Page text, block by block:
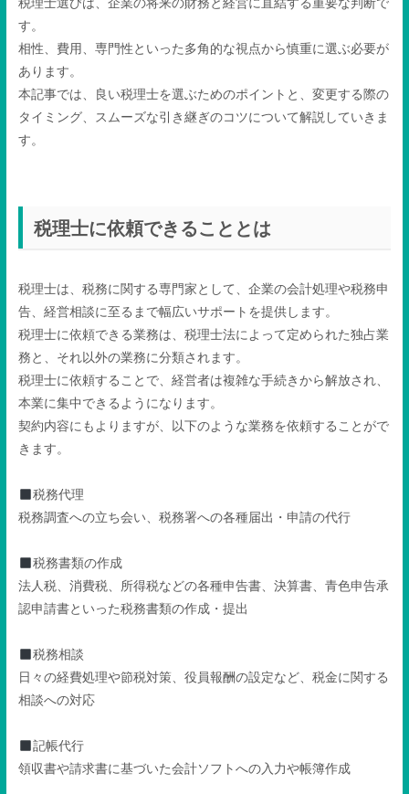
税理士選びは、企業の将来の財務と経営に直結する重要な判断で
す。
相性、費用、専門性といった多角的な視点から慎重に選ぶ必要が
あります。
本記事では、良い税理士を選ぶためのポイントと、変更する際の
タイミング、スムーズな引き継ぎのコツについて解説していきま
す。
税理士に依頼できることとは
税理士は、税務に関する専門家として、企業の会計処理や税務申
告、経営相談に至るまで幅広いサポートを提供します。
税理士に依頼できる業務は、税理士法によって定められた独占業
務と、それ以外の業務に分類されます。
税理士に依頼することで、経営者は複雑な手続きから解放され、
本業に集中できるようになります。
契約内容にもよりますが、以下のような業務を依頼することがで
きます。
税務代理
税務調査への立ち会い、税務署への各種届出・申請の代行
税務書類の作成
法人税、消費税、所得税などの各種申告書、決算書、青色申告承
認申請書といった税務書類の作成・提出
税務相談
日々の経費処理や節税対策、役員報酬の設定など、税金に関する
相談への対応
記帳代行
領収書や請求書に基づいた会計ソフトへの入力や帳簿作成